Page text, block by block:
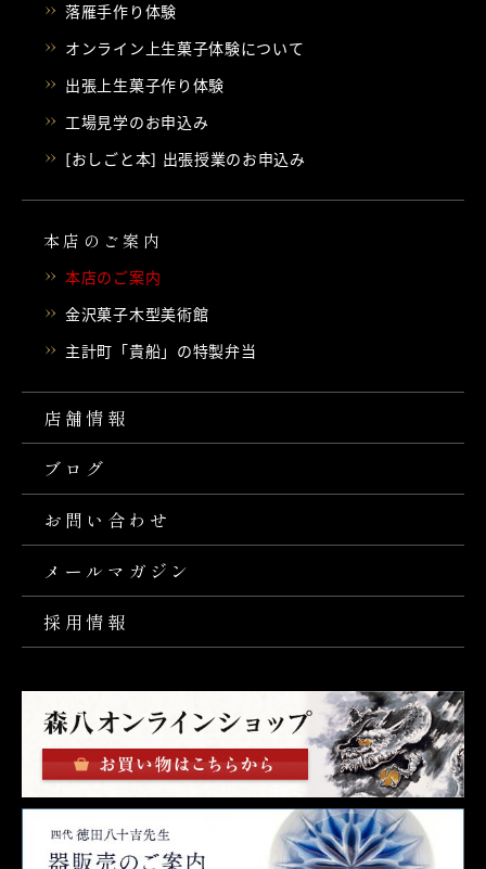
落雁手作り体験
オンライン上生菓子体験について
出張上生菓子作り体験
工場見学のお申込み
[おしごと本] 出張授業のお申込み
本店のご案内
本店のご案内
金沢菓子木型美術館
主計町「貴船」の特製弁当
店舗情報
ブログ
お問い合わせ
メールマガジン
採用情報